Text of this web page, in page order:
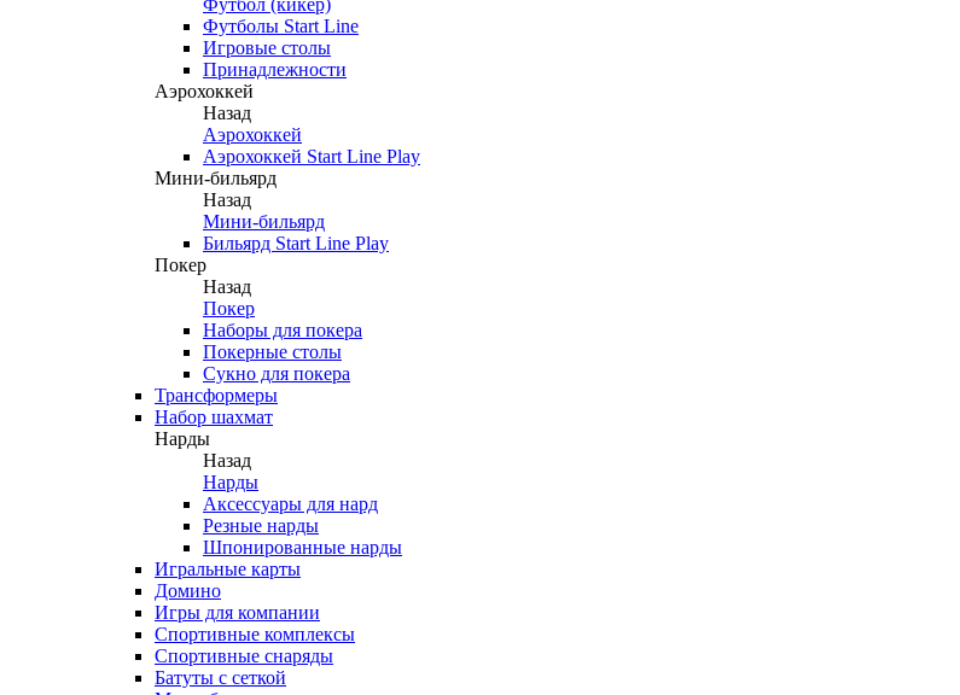
Футбол (кикер)
Футболы Start Line
Игровые столы
Принадлежности
Аэрохоккей
Назад
Аэрохоккей
Аэрохоккей Start Line Play
Мини-бильярд
Назад
Мини-бильярд
Бильярд Start Line Play
Покер
Назад
Покер
Наборы для покера
Покерные столы
Сукно для покера
Трансформеры
Набор шахмат
Нарды
Назад
Нарды
Аксессуары для нард
Резные нарды
Шпонированные нарды
Игральные карты
Домино
Игры для компании
Спортивные комплексы
Спортивные снаряды
Батуты с сеткой